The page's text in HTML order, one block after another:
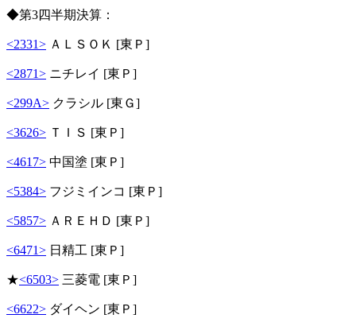
◆第3四半期決算：
<2331> ＡＬＳＯＫ [東Ｐ]
<2871> ニチレイ [東Ｐ]
<299A> クラシル [東Ｇ]
<3626> ＴＩＳ [東Ｐ]
<4617> 中国塗 [東Ｐ]
<5384> フジミインコ [東Ｐ]
<5857> ＡＲＥＨＤ [東Ｐ]
<6471> 日精工 [東Ｐ]
★<6503> 三菱電 [東Ｐ]
<6622> ダイヘン [東Ｐ]